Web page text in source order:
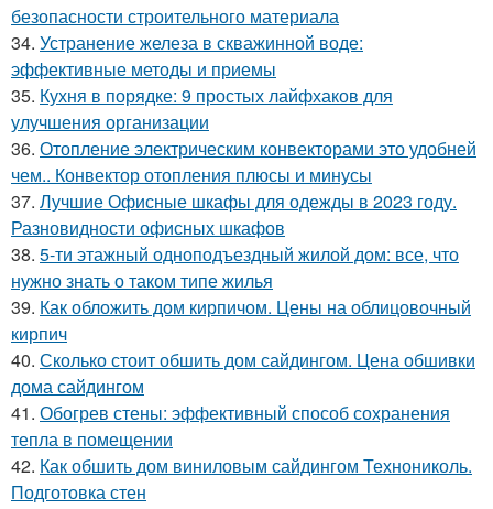
безопасности строительного материала
34. Устранение железа в скважинной воде:
эффективные методы и приемы
35. Кухня в порядке: 9 простых лайфхаков для
улучшения организации
36. Отопление электрическим конвекторами это удобней
чем.. Конвектор отопления плюсы и минусы
37. Лучшие Офисные шкафы для одежды в 2023 году.
Разновидности офисных шкафов
38. 5-ти этажный одноподъездный жилой дом: все, что
нужно знать о таком типе жилья
39. Как обложить дом кирпичом. Цены на облицовочный
кирпич
40. Сколько стоит обшить дом сайдингом. Цена обшивки
дома сайдингом
41. Обогрев стены: эффективный способ сохранения
тепла в помещении
42. Как обшить дом виниловым сайдингом Технониколь.
Подготовка стен